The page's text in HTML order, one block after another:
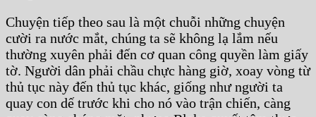
Chuyện tiếp theo sau là một chuỗi những chuyện
cười ra nước mắt, chúng ta sẽ không lạ lắm nếu
thường xuyên phải đến cơ quan công quyền làm giấy
tờ. Người dân phải chầu chực hàng giờ, xoay vòng từ
thủ tục này đến thủ tục khác, giống như người ta
quay con dế trước khi cho nó vào trận chiến, càng